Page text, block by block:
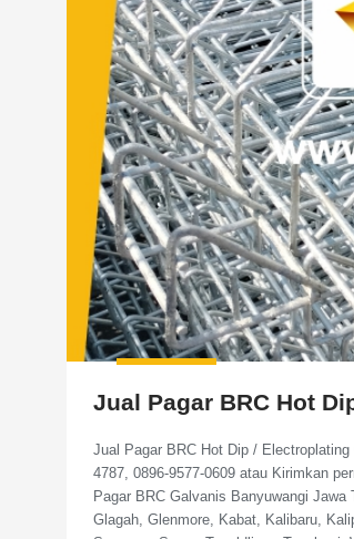
Jual Pagar BRC Hot
Jual Pagar BRC Hot Dip /
4787, 0896-9577-0609 atau Kirimkan
Pagar BRC Galvanis Banyuwangi
Glagah, Glenmore, Kabat, Kalibaru,